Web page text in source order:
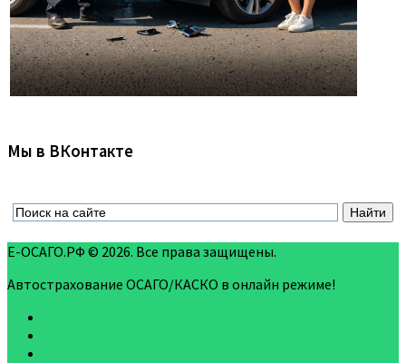
Мы в ВКонтакте
Е-ОСАГО.РФ © 2026. Все права защищены.
Автострахование ОСАГО/КАСКО в онлайн режиме!